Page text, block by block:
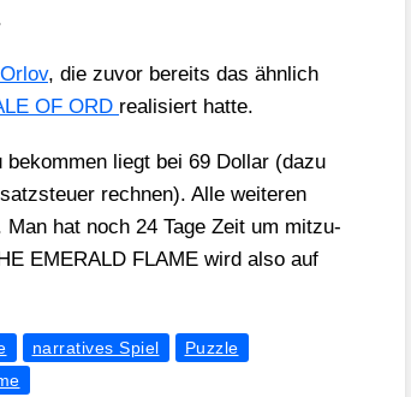
, die zuvor bereits das ähn­lich
OF ORD rea­li­siert hat­te.
liegt bei 69 Dol­lar (dazu
rech­nen). Alle wei­te­ren
Man hat noch 24 Tage Zeit um mit­zu­
EMERALD FLAME wird also auf
narratives Spiel
Puzzle